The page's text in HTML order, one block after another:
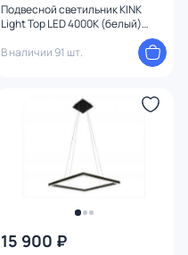
Подвесной светильник KINK
Light Тор LED 4000К (белый)
В наличии 91 шт.
15 900 ₽